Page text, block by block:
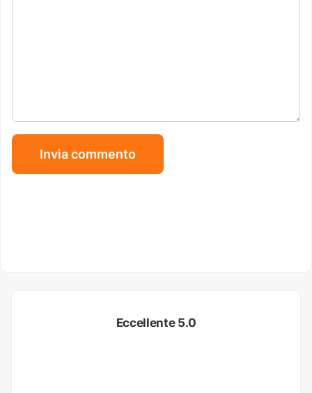
Eccellente 5.0